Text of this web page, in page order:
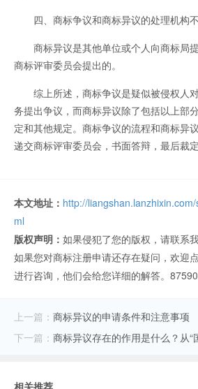
四、商标争议和商标异议的处理机构
商标异议是其他单位或个人向商标局
商标评审委员会提出的。
综上所述，商标争议是疑似被侵权人
务提出争议，而商标异议除了包括以上部
定和其他规定。商标争议的流程和商标异
递交商标评审委员会，书面答辩，最后裁定
本文地址： http://
ml
版权声明： 如果侵犯了您的版权，请联系
如果您对商标注册申请还存在疑问，欢迎
进行咨询，他们会给您详细的解答。
上一篇： 商标异议的申请条件和注意事项
下一篇： 商标异议存在的作用是什么？从“